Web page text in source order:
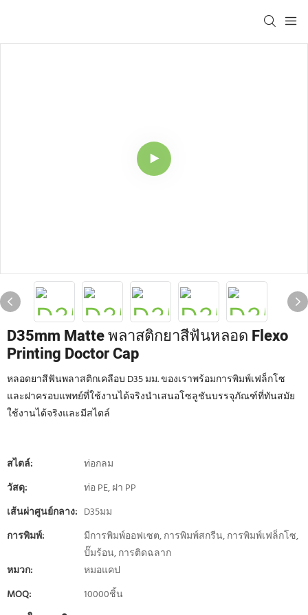
D35mm Matte พลาสติกยาสีฟันหลอด Flexo
Printing Doctor Cap
หลอดยาสีฟันพลาสติกเคลือบ D35 มม. ของเราพร้อมการพิมพ์เฟล็กโซ
และฝาครอบแพทย์ที่ใช้งานได้จริงนำเสนอโซลูชันบรรจุภัณฑ์ที่ทันสมัย ​​
ใช้งานได้จริงและมีสไตล์
สไตล์:
ท่อกลม
วัสดุ:
ท่อ PE, ฝา PP
เส้นผ่าศูนย์กลาง: D35มม
การพิมพ์:
มีการพิมพ์ออฟเซต, การพิมพ์สกรีน, การพิมพ์เฟล็กโซ,
ปั๊มร้อน, การติดฉลาก
หมวก:
หมอแคป
MOQ:
10000ชิ้น